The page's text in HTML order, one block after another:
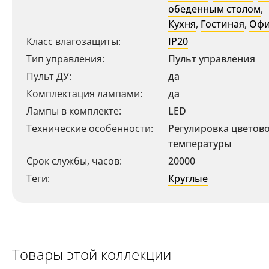
Ваш регион:
+7 (800) 775-63-32 - бесплатно по России
обеденным столом,
Кухня, Гостиная,
Класс влагозащиты:
IP20
Тип управления:
Пульт управления
Пульт ДУ:
да
Комплектация лампами:
да
Лампы в комплекте:
LED
Технические особенности:
Регулировка
температуры
Срок службы, часов:
20000
Теги:
Круглые
Товары этой коллекции